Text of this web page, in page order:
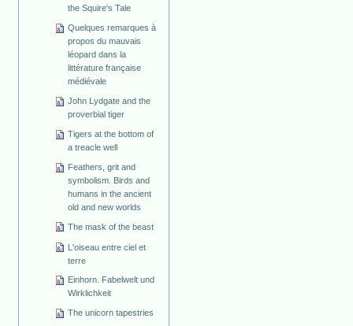
the Squire's Tale
Quelques remarques à
propos du mauvais
léopard dans la
littérature française
médiévale
John Lydgate and the
proverbial tiger
Tigers at the bottom of
a treacle well
Feathers, grit and
symbolism. Birds and
humans in the ancient
old and new worlds
The mask of the beast
L'oiseau entre ciel et
terre
Einhorn. Fabelwelt und
Wirklichkeit
The unicorn tapestries